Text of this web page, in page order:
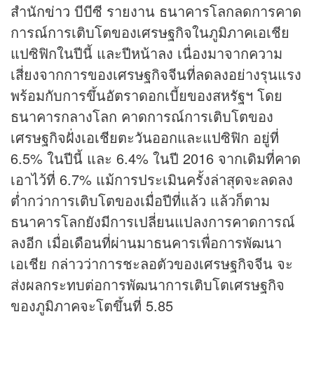
สำนักข่าว บีบีซี รายงาน ธนาคารโลกลดการคาด
การณ์การเติบโตของเศรษฐกิจในภูมิภาคเอเชีย
แปซิฟิกในปีนี้ และปีหน้าลง เนื่องมาจากความ
เสี่ยงจากการของเศรษฐกิจจีนที่ลดลงอย่างรุนแรง
พร้อมกับการขึ้นอัตราดอกเบี้ยของสหรัฐฯ โดย
ธนาคารกลางโลก คาดการณ์การเติบโตของ
เศรษฐกิจฝั่งเอเชียตะวันออกและแปซิฟิก อยู่ที่
6.5% ในปีนี้ และ 6.4% ในปี 2016 จากเดิมที่คาด
เอาไว้ที่ 6.7% แม้การประเมินครั้งล่าสุดจะลดลง
ต่ำกว่าการเติบโตของเมื่อปีที่แล้ว แล้วก็ตาม
ธนาคารโลกยังมีการเปลี่ยนแปลงการคาดการณ์
ลงอีก เมื่อเดือนที่ผ่านมาธนคารเพื่อการพัฒนา
เอเชีย กล่าวว่าการชะลอตัวของเศรษฐกิจจีน จะ
ส่งผลกระทบต่อการพัฒนาการเติบโตเศรษฐกิจ
ของภูมิภาคจะโตขึ้นที่ 5.85